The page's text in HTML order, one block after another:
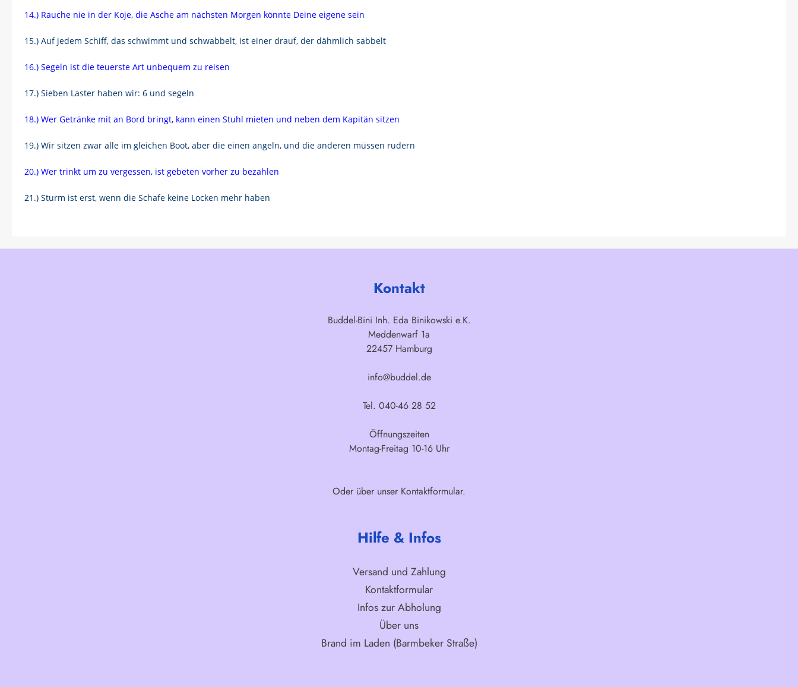
14.) Rauche nie in der Koje, die Asche am nächsten Morgen könnte Deine eigene sein
15.) Auf jedem Schiff, das schwimmt und schwabbelt, ist einer drauf, der dähmlich sabbelt
16.) Segeln ist die teuerste Art unbequem zu reisen
17.) Sieben Laster haben wir: 6 und segeln
18.) Wer Getränke mit an Bord bringt, kann einen Stuhl mieten und neben dem Kapitän sitzen
19.) Wir sitzen zwar alle im gleichen Boot, aber die einen angeln, und die anderen müssen rudern
20.) Wer trinkt um zu vergessen, ist gebeten vorher zu bezahlen
21.) Sturm ist erst, wenn die Schafe keine Locken mehr haben
Kontakt
Buddel-Bini Inh. Eda Binikowski e.K.
Meddenwarf 1a
22457 Hamburg
info@buddel.de
Tel. 040-46 28 52
Öffnungszeiten
Montag-Freitag 10-16 Uhr
Oder über unser Kontaktformular.
Hilfe & Infos
Versand und Zahlung
Kontaktformular
Infos zur Abholung
Über uns
Brand im Laden (Barmbeker Straße)